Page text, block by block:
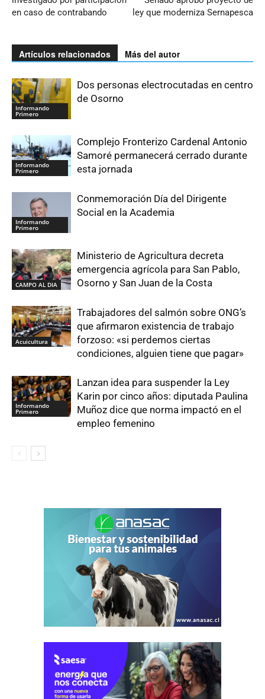
en caso de contrabando
ley que moderniza Sernapesca
Artículos relacionados Más del autor
Informando
Primero
Dos personas electrocutadas en centro
de Osorno
Informando
Primero
Complejo Fronterizo Cardenal Antonio
Samoré permanecerá cerrado durante
esta jornada
Informando
Primero
Conmemoración Día del Dirigente
Social en la Academia
CAMPO AL DIA
Ministerio de Agricultura decreta
emergencia agrícola para San Pablo,
Osorno y San Juan de la Costa
Acuicultura
Trabajadores del salmón sobre ONG’s
que afirmaron existencia de trabajo
forzoso: «si perdemos ciertas
condiciones, alguien tiene que pagar»
Informando
Primero
Lanzan idea para suspender la Ley
Karin por cinco años: diputada Paulina
Muñoz dice que norma impactó en el
empleo femenino